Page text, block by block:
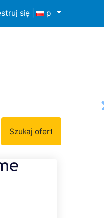
się| pl
Szukaj ofert